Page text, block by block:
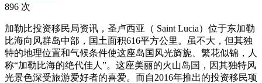
896 次
加勒比投资移民局资讯，圣卢西亚（ Saint Lucia）位于东加勒
比海向风群岛中部，国土面积616平方公里。虽不大，但其独
特的地理位置和气候条件使这座岛国风光旖旎、繁花似锦，人
称“加勒比海的绝代佳人”。这座美丽的火山岛国，因其独特风
光景色深受旅游爱好者的喜爱。而自2016年推出的投资移民项